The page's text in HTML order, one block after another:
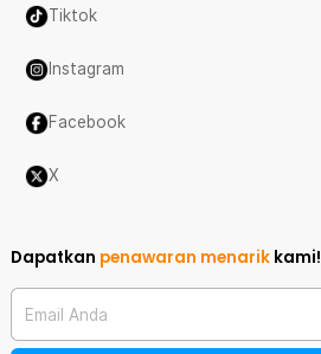
Tiktok
Instagram
Facebook
X
Dapatkan penawaran menarik kami!
Email Anda